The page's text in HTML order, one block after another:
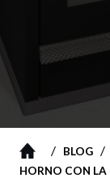
/ BLOG/
HORNO CON LA